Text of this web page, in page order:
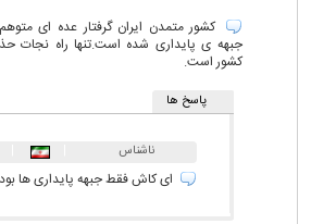
کشور متمدن ایران گرفتار عده ای
جبهه ی پایداری شده است.تنها راه نجات
کشور است.
پاسخ ها
ناشناس
ای کاش فقط جبهه پایداری ها